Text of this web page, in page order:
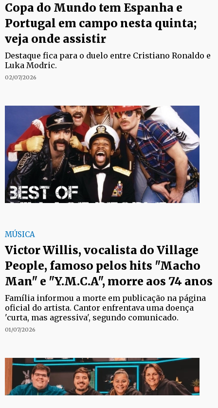
Copa do Mundo tem Espanha e
Portugal em campo nesta quinta;
veja onde assistir
Destaque fica para o duelo entre Cristiano Ronaldo e
Luka Modric.
02/07/2026
MÚSICA
Victor Willis, vocalista do Village
People, famoso pelos hits "Macho
Man" e "Y.M.C.A", morre aos 74 anos
Família informou a morte em publicação na página
oficial do artista. Cantor enfrentava uma doença
'curta, mas agressiva', segundo comunicado.
01/07/2026